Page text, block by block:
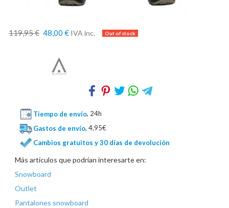
119,95 € 48,00 € IVA inc.
Tiempo de envío, 24h
Gastos de envío, 4,95€
Cambios gratuitos y 30 días de devolución
Más artículos que podrían interesarte en:
Snowboard
Outlet
Pantalones snowboard